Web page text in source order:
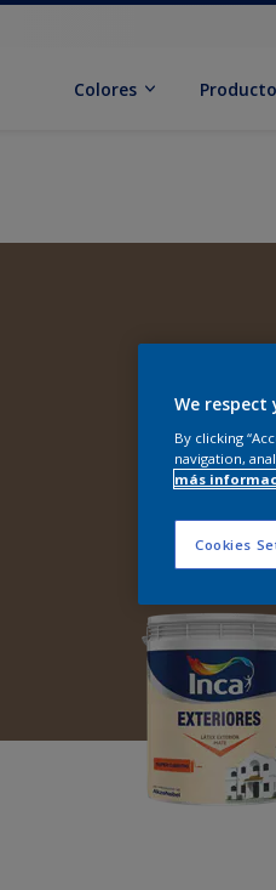
Colores
We respect
By clicking
navigation,
más
Cookies